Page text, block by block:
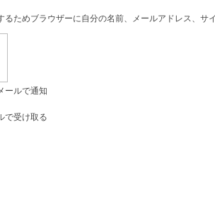
るためブラウザーに自分の名前、メールアドレス、サ
ールで通知
で受け取る